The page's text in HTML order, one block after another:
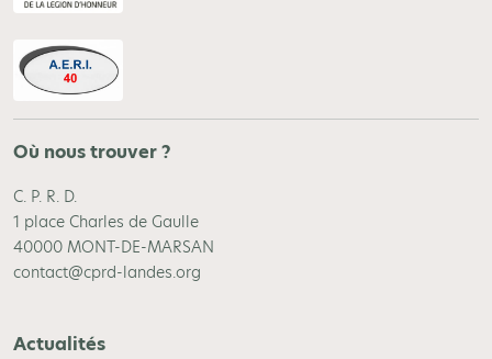
Où nous trouver ?
C. P. R. D.
1 place Charles de Gaulle
40000 MONT-DE-MARSAN
contact@cprd-landes.org
Actualités